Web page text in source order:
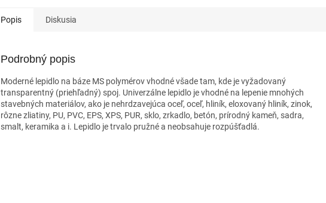
Popis Diskusia
Podrobný popis
Moderné lepidlo na báze MS polymérov vhodné všade tam, kde je vyžadovaný
transparentný (priehľadný) spoj. Univerzálne lepidlo je vhodné na lepenie mnohých
stavebných materiálov, ako je nehrdzavejúca oceľ, oceľ, hliník, eloxovaný hliník, zinok,
rôzne zliatiny, PU, PVC, EPS, XPS, PUR, sklo, zrkadlo, betón, prírodný kameň, sadra,
smalt, keramika a i. Lepidlo je trvalo pružné a neobsahuje rozpúšťadlá.